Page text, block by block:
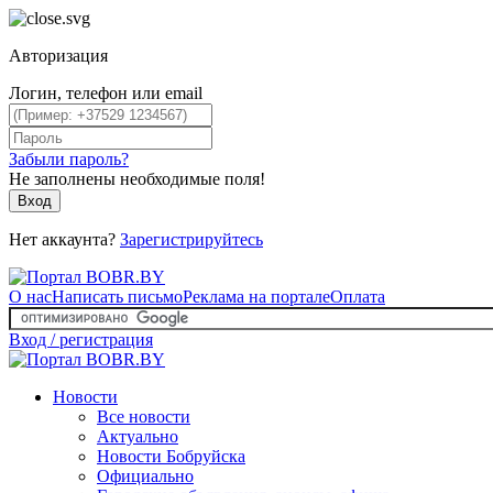
Авторизация
Логин, телефон или email
Забыли пароль?
Не заполнены необходимые поля!
Вход
Нет аккаунта? Зарегистрируйтесь
О насНаписать письмоРеклама на порталеОплата
Вход / регистрация
Новости
Все новости
Актуально
Новости Бобруйска
Официально